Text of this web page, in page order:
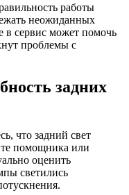
работы
неожиданных
в сервис может помочь
проблемы с
задних
что задний свет
помощника или
оценить
светились